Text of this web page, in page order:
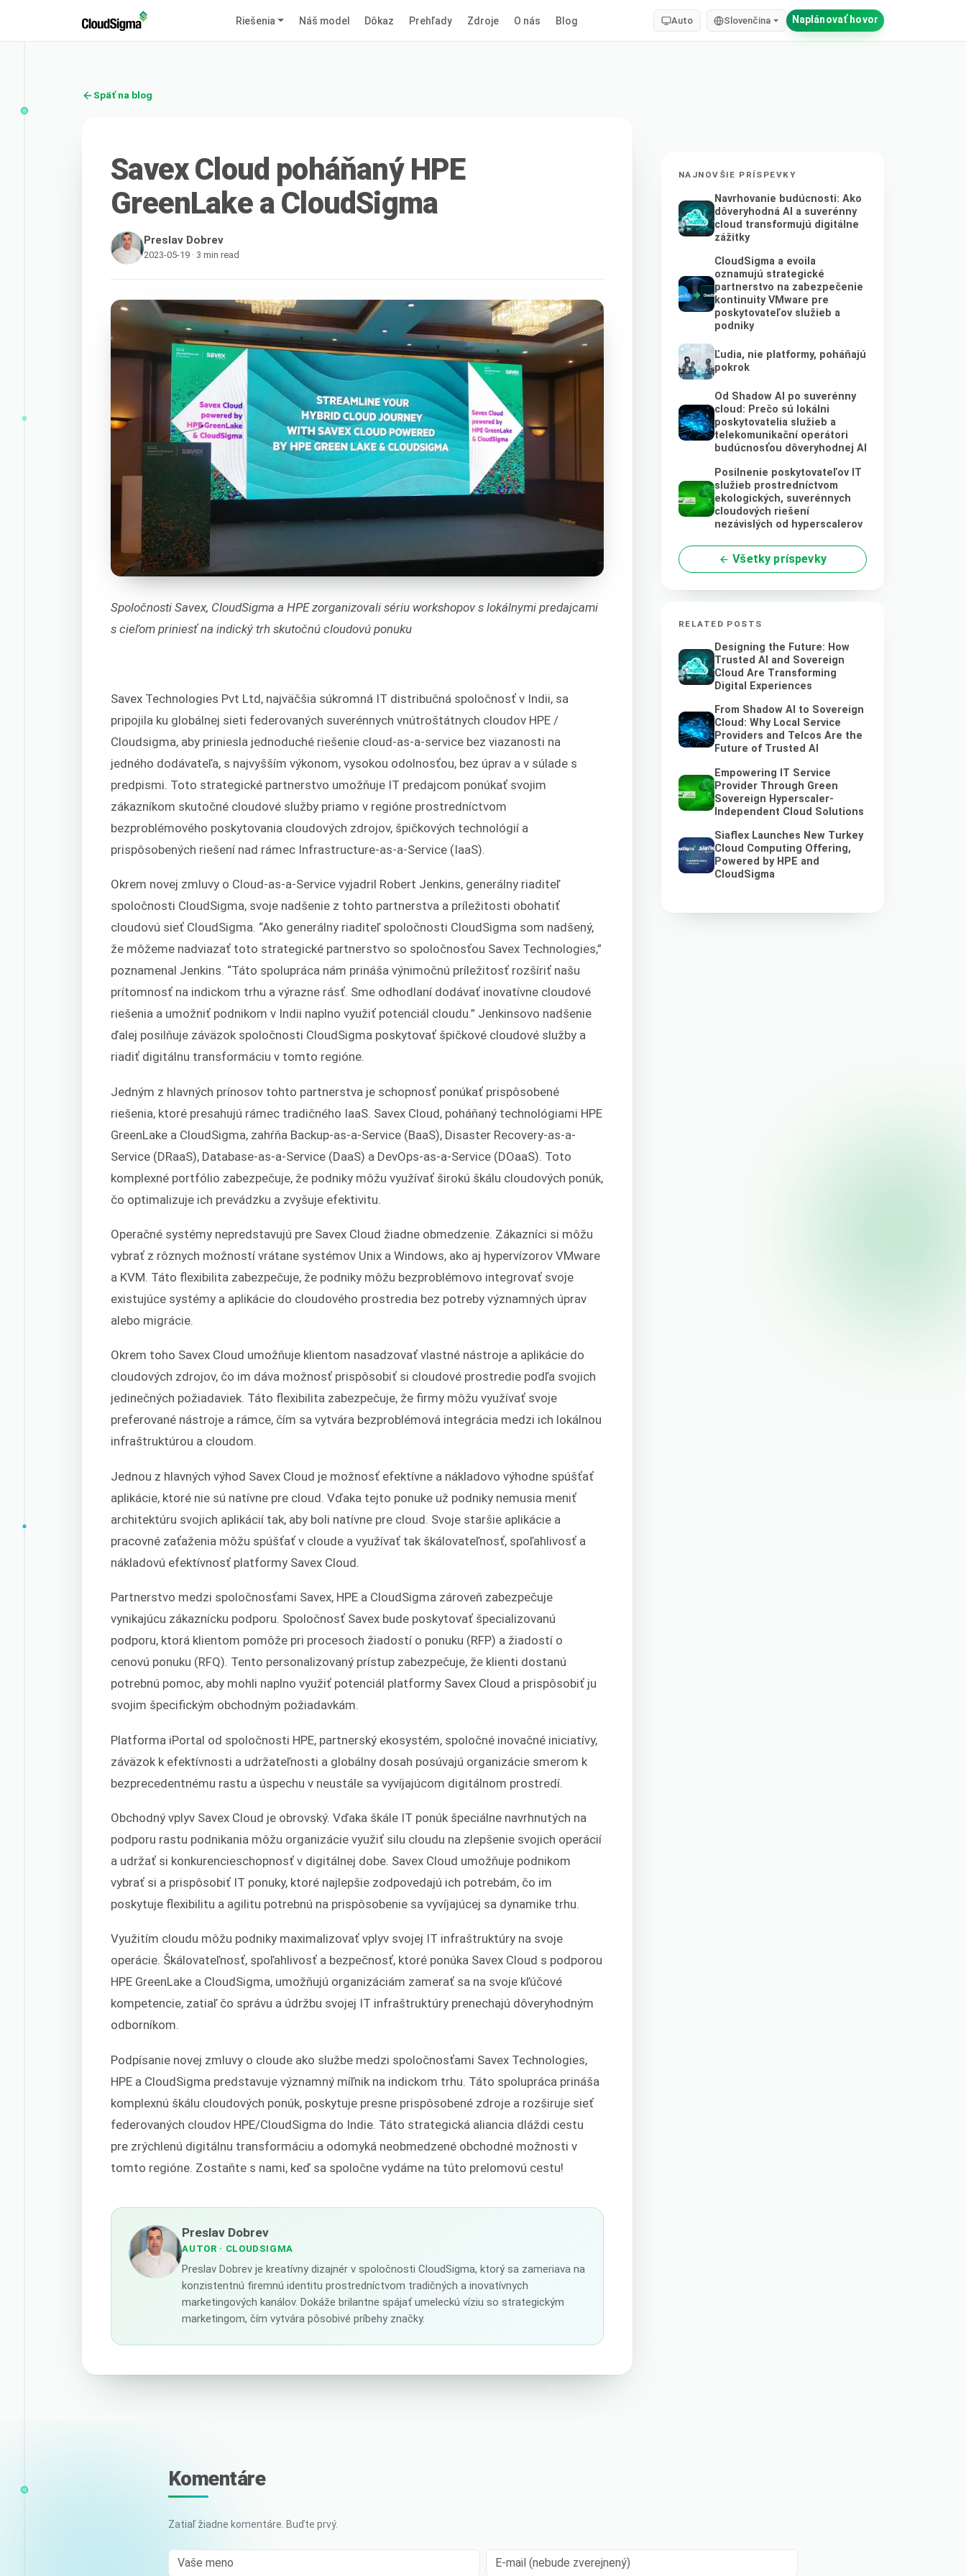
Riešenia Náš model Dôkaz Prehľady Zdroje O nás Blog Auto Slovenčina Naplánovať hovor
Späť na blog
Savex Cloud poháňaný HPE
GreenLake a CloudSigma
Preslav Dobrev
2023-05-19 · 3 min read
Spoločnosti Savex, CloudSigma a HPE zorganizovali sériu workshopov s lokálnymi predajcami
s cieľom priniesť na indický trh skutočnú cloudovú ponuku
Savex Technologies Pvt Ltd, najväčšia súkromná IT distribučná spoločnosť v Indii, sa
pripojila ku globálnej sieti federovaných suverénnych vnútroštátnych cloudov HPE /
Cloudsigma, aby priniesla jednoduché riešenie cloud-as-a-service bez viazanosti na
jedného dodávateľa, s najvyšším výkonom, vysokou odolnosťou, bez úprav a v súlade s
predpismi. Toto strategické partnerstvo umožňuje IT predajcom ponúkať svojim
zákazníkom skutočné cloudové služby priamo v regióne prostredníctvom
bezproblémového poskytovania cloudových zdrojov, špičkových technológií a
prispôsobených riešení nad rámec Infrastructure-as-a-Service (IaaS).
Okrem novej zmluvy o Cloud-as-a-Service vyjadril Robert Jenkins, generálny riaditeľ
spoločnosti CloudSigma, svoje nadšenie z tohto partnerstva a príležitosti obohatiť
cloudovú sieť CloudSigma. “Ako generálny riaditeľ spoločnosti CloudSigma som nadšený,
že môžeme nadviazať toto strategické partnerstvo so spoločnosťou Savex Technologies,”
poznamenal Jenkins. “Táto spolupráca nám prináša výnimočnú príležitosť rozšíriť našu
prítomnosť na indickom trhu a výrazne rásť. Sme odhodlaní dodávať inovatívne cloudové
riešenia a umožniť podnikom v Indii naplno využiť potenciál cloudu.” Jenkinsovo nadšenie
ďalej posilňuje záväzok spoločnosti CloudSigma poskytovať špičkové cloudové služby a
riadiť digitálnu transformáciu v tomto regióne.
Jedným z hlavných prínosov tohto partnerstva je schopnosť ponúkať prispôsobené
riešenia, ktoré presahujú rámec tradičného IaaS. Savex Cloud, poháňaný technológiami HPE
GreenLake a CloudSigma, zahŕňa Backup-as-a-Service (BaaS), Disaster Recovery-as-a-
Service (DRaaS), Database-as-a-Service (DaaS) a DevOps-as-a-Service (DOaaS). Toto
komplexné portfólio zabezpečuje, že podniky môžu využívať širokú škálu cloudových ponúk,
čo optimalizuje ich prevádzku a zvyšuje efektivitu.
Operačné systémy nepredstavujú pre Savex Cloud žiadne obmedzenie. Zákazníci si môžu
vybrať z rôznych možností vrátane systémov Unix a Windows, ako aj hypervízorov VMware
a KVM. Táto flexibilita zabezpečuje, že podniky môžu bezproblémovo integrovať svoje
existujúce systémy a aplikácie do cloudového prostredia bez potreby významných úprav
alebo migrácie.
Okrem toho Savex Cloud umožňuje klientom nasadzovať vlastné nástroje a aplikácie do
cloudových zdrojov, čo im dáva možnosť prispôsobiť si cloudové prostredie podľa svojich
jedinečných požiadaviek. Táto flexibilita zabezpečuje, že firmy môžu využívať svoje
preferované nástroje a rámce, čím sa vytvára bezproblémová integrácia medzi ich lokálnou
infraštruktúrou a cloudom.
Jednou z hlavných výhod Savex Cloud je možnosť efektívne a nákladovo výhodne spúšťať
aplikácie, ktoré nie sú natívne pre cloud. Vďaka tejto ponuke už podniky nemusia meniť
architektúru svojich aplikácií tak, aby boli natívne pre cloud. Svoje staršie aplikácie a
pracovné zaťaženia môžu spúšťať v cloude a využívať tak škálovateľnosť, spoľahlivosť a
nákladovú efektívnosť platformy Savex Cloud.
Partnerstvo medzi spoločnosťami Savex, HPE a CloudSigma zároveň zabezpečuje
vynikajúcu zákaznícku podporu. Spoločnosť Savex bude poskytovať špecializovanú
podporu, ktorá klientom pomôže pri procesoch žiadostí o ponuku (RFP) a žiadostí o
cenovú ponuku (RFQ). Tento personalizovaný prístup zabezpečuje, že klienti dostanú
potrebnú pomoc, aby mohli naplno využiť potenciál platformy Savex Cloud a prispôsobiť ju
svojim špecifickým obchodným požiadavkám.
Platforma iPortal od spoločnosti HPE, partnerský ekosystém, spoločné inovačné iniciatívy,
záväzok k efektívnosti a udržateľnosti a globálny dosah posúvajú organizácie smerom k
bezprecedentnému rastu a úspechu v neustále sa vyvíjajúcom digitálnom prostredí.
Obchodný vplyv Savex Cloud je obrovský. Vďaka škále IT ponúk špeciálne navrhnutých na
podporu rastu podnikania môžu organizácie využiť silu cloudu na zlepšenie svojich operácií
a udržať si konkurencieschopnosť v digitálnej dobe. Savex Cloud umožňuje podnikom
vybrať si a prispôsobiť IT ponuky, ktoré najlepšie zodpovedajú ich potrebám, čo im
poskytuje flexibilitu a agilitu potrebnú na prispôsobenie sa vyvíjajúcej sa dynamike trhu.
Využitím cloudu môžu podniky maximalizovať vplyv svojej IT infraštruktúry na svoje
operácie. Škálovateľnosť, spoľahlivosť a bezpečnosť, ktoré ponúka Savex Cloud s podporou
HPE GreenLake a CloudSigma, umožňujú organizáciám zamerať sa na svoje kľúčové
kompetencie, zatiaľ čo správu a údržbu svojej IT infraštruktúry prenechajú dôveryhodným
odborníkom.
Podpísanie novej zmluvy o cloude ako službe medzi spoločnosťami Savex Technologies,
HPE a CloudSigma predstavuje významný míľnik na indickom trhu. Táto spolupráca prináša
komplexnú škálu cloudových ponúk, poskytuje presne prispôsobené zdroje a rozširuje sieť
federovaných cloudov HPE/CloudSigma do Indie. Táto strategická aliancia dláždi cestu
pre zrýchlenú digitálnu transformáciu a odomyká neobmedzené obchodné možnosti v
tomto regióne. Zostaňte s nami, keď sa spoločne vydáme na túto prelomovú cestu!
Preslav Dobrev
AUTOR · CLOUDSIGMA
Preslav Dobrev je kreatívny dizajnér v spoločnosti CloudSigma, ktorý sa zameriava na
konzistentnú firemnú identitu prostredníctvom tradičných a inovatívnych
marketingových kanálov. Dokáže brilantne spájať umeleckú víziu so strategickým
marketingom, čím vytvára pôsobivé príbehy značky.
NAJNOVŠIE PRÍSPEVKY
Navrhovanie budúcnosti: Ako
dôveryhodná AI a suverénny
cloud transformujú digitálne
zážitky
CloudSigma a evoila
oznamujú strategické
partnerstvo na zabezpečenie
kontinuity VMware pre
poskytovateľov služieb a
podniky
Ľudia, nie platformy, poháňajú
pokrok
Od Shadow AI po suverénny
cloud: Prečo sú lokálni
poskytovatelia služieb a
telekomunikační operátori
budúcnosťou dôveryhodnej AI
Posilnenie poskytovateľov IT
služieb prostredníctvom
ekologických, suverénnych
cloudových riešení
nezávislých od hyperscalerov
Všetky príspevky
RELATED POSTS
Designing the Future: How
Trusted AI and Sovereign
Cloud Are Transforming
Digital Experiences
From Shadow AI to Sovereign
Cloud: Why Local Service
Providers and Telcos Are the
Future of Trusted AI
Empowering IT Service
Provider Through Green
Sovereign Hyperscaler-
Independent Cloud Solutions
Siaflex Launches New Turkey
Cloud Computing Offering,
Powered by HPE and
CloudSigma
Komentáre
Zatiaľ žiadne komentáre. Buďte prvý.
Vaše meno E-mail (nebude zverejnený)